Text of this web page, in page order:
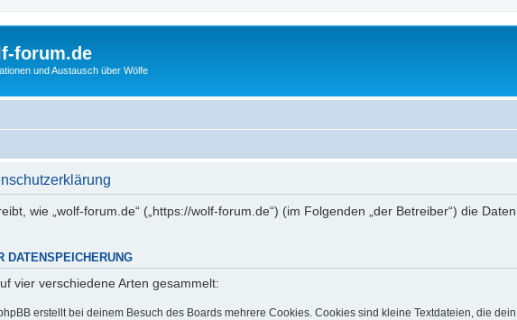
forum.de
und Austausch über Wölfe
wie „wolf-forum.de“ („https://wolf-forum.de“) (im Folgenden „der Betreiber“) die
DATENSPEICHERUNG
vier verschiedene Arten gesammelt:
erstellt bei deinem Besuch des Boards mehrere Cookies. Cookies sind kleine Textdateien, die